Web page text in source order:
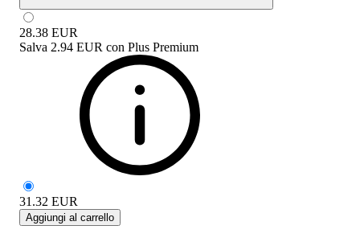
28.38 EUR
Salva 2.94 EUR con Plus Premium
31.32 EUR
Aggiungi al carrello